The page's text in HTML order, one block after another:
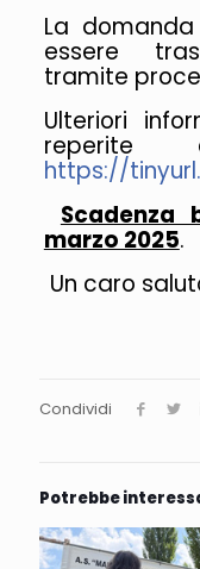
La
essere
tramite
Ulteriori
reperite
https://
Scadenza
marzo 2025.
Un caro
Condividi
Potrebbe